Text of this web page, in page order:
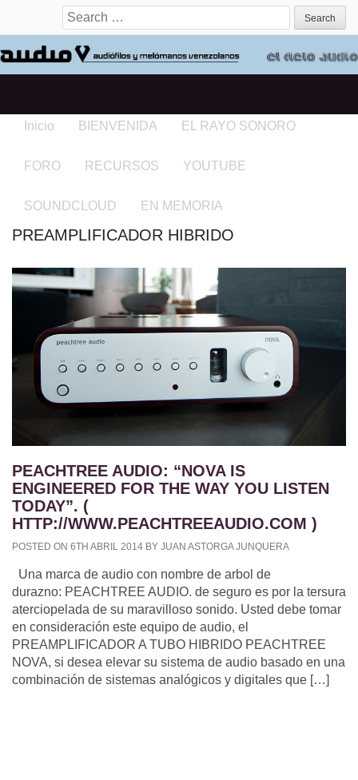
Search for:
Inicio BIENVENIDA EL RAYO SONORO
FORO RECURSOS YOUTUBE
SOUNDCLOUD EN MEMORIA
PREAMPLIFICADOR HIBRIDO
PEACHTREE AUDIO: “NOVA IS
ENGINEERED FOR THE WAY YOU LISTEN
TODAY”. (
HTTP://WWW.PEACHTREEAUDIO.COM )
POSTED ON 6TH ABRIL 2014 BY JUAN ASTORGA JUNQUERA
Una marca de audio con nombre de arbol de
durazno: PEACHTREE AUDIO. de seguro es por la tersura
aterciopelada de su maravilloso sonido. Usted debe tomar
en consideración este equipo de audio, el
PREAMPLIFICADOR A TUBO HIBRIDO PEACHTREE
NOVA, si desea elevar su sistema de audio basado en una
combinación de sistemas analógicos y digitales que […]